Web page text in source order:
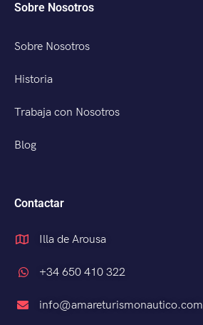
Sobre Nosotros
Sobre Nosotros
Historia
Trabaja con Nosotros
Blog
Contactar
Illa de Arousa
+34 650 410 322
info@amareturismonautico.com